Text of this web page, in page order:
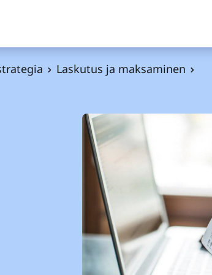
Laskutus ja maksaminen